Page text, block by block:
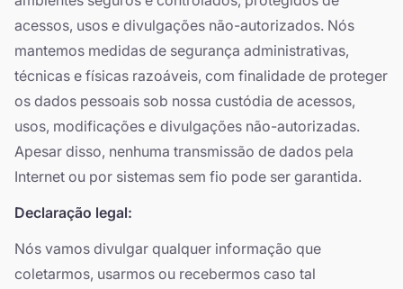
acessos, usos e divulgações não-autorizados. Nós
mantemos medidas de segurança administrativas,
técnicas e físicas razoáveis, com finalidade de proteger
os dados pessoais sob nossa custódia de acessos,
usos, modificações e divulgações não-autorizadas.
Apesar disso, nenhuma transmissão de dados pela
Internet ou por sistemas sem fio pode ser garantida.
Declaração legal:
Nós vamos divulgar qualquer informação que
coletarmos, usarmos ou recebermos caso tal